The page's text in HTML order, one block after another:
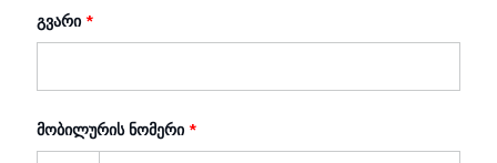
გვარი *
მობილურის ნომერი *